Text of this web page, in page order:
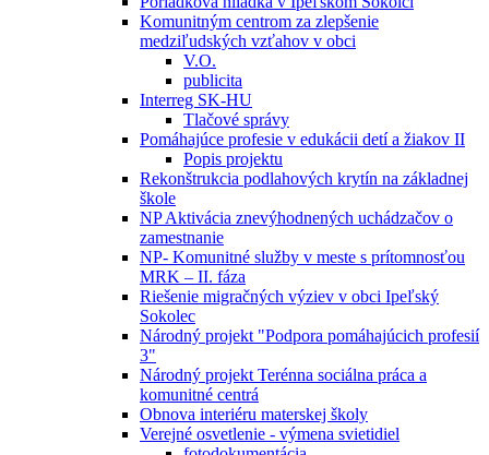
Komunitným centrom za zlepšenie
medziľudských vzťahov v obci
V.O.
publicita
Interreg SK-HU
Tlačové správy
Pomáhajúce profesie v edukácii detí a žiakov II
Popis projektu
Rekonštrukcia podlahových krytín na základnej
škole
NP Aktivácia znevýhodnených uchádzačov o
zamestnanie
NP- Komunitné služby v meste s prítomnosťou
MRK – II. fáza
Riešenie migračných výziev v obci Ipeľský
Sokolec
Národný projekt "Podpora pomáhajúcich profesií
3"
Národný projekt Terénna sociálna práca a
komunitné centrá
Obnova interiéru materskej školy
Verejné osvetlenie - výmena svietidiel